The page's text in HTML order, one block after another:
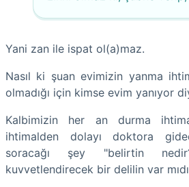
Yani zan ile ispat ol(a)maz.
Nasıl ki şuan evimizin yanma
olmadığı için kimse evim yanıyor
Kalbimizin her an durma
ihtimalden dolayı doktora
soracağı şey "belirtin
kuvvetlendirecek bir delilin var